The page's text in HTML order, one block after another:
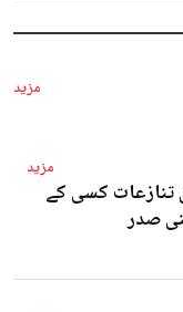
مزید
مزید
تنازعات کسی کے
صدر